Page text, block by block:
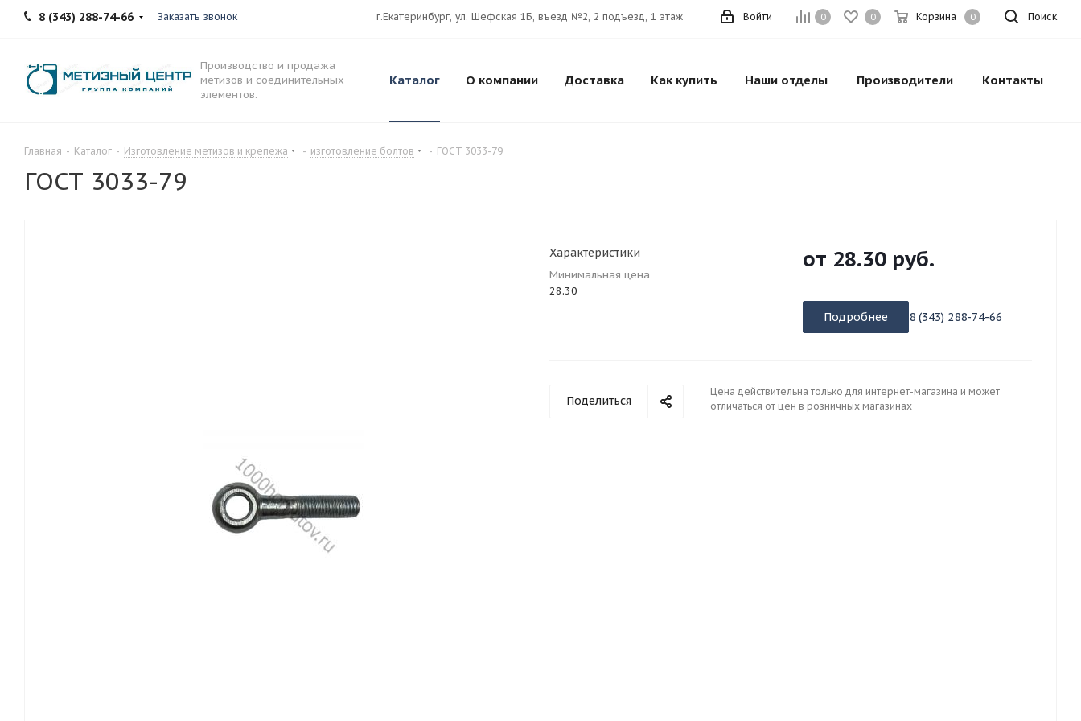
8 (343) 288-74-66 Заказать звонок г.Екатеринбург, ул. Шефская 1Б, въезд №2, 2 подъезд, 1 этаж Поиск
0 0 Корзина 0
Войти
Производство и продажа
метизов и соединительных
элементов.
Каталог О компании Доставка Как купить Наши отделы Производители Контакты
Главная - Каталог - Изготовление метизов и крепежа - изготовление болтов - ГОСТ 3033-79
ГОСТ 3033-79
Характеристики
Минимальная цена
28.30
от 28.30 руб.
Подробнее 8 (343) 288-74-66
Поделиться
Цена действительна только для интернет-магазина и может
отличаться от цен в розничных магазинах